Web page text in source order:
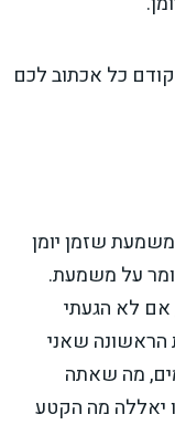
כל אכתוב לכם
שזמן יומן
על משמעת.
אם לא הגעתי
הראשונה שאני
מה שאתה
יאללה מה הקטע